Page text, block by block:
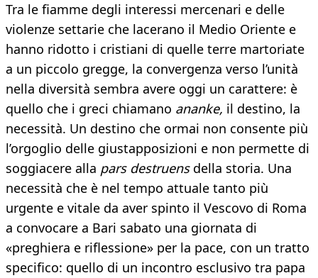
Tra le fiamme degli interessi mercenari e delle
violenze settarie che lacerano il Medio Oriente e
hanno ridotto i cristiani di quelle terre martoriate
a un piccolo gregge, la convergenza verso l’unità
nella diversità sembra avere oggi un carattere: è
quello che i greci chiamano ananke, il destino, la
necessità. Un destino che ormai non consente più
l’orgoglio delle giustapposizioni e non permette di
soggiacere alla pars destruensdella storia. Una
necessità che è nel tempo attuale tanto più
urgente e vitale da aver spinto il Vescovo di Roma
a convocare a Bari sabato una giornata di
«preghiera e riflessione» per la pace, con un tratto
specifico: quello di un incontro esclusivo tra papa